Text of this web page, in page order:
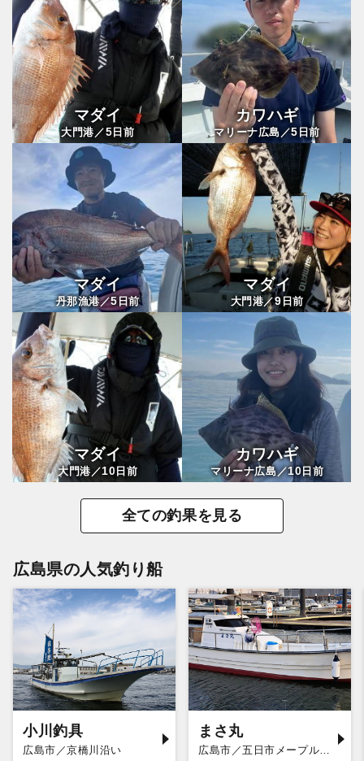
マダイ
大門港／5日前
カワハギ
マリーナ広島／5日前
マダイ
丹那漁港／5日前
マダイ
大門港／9日前
マダイ
大門港／10日前
カワハギ
マリーナ広島／10日前
全ての釣果を見る
広島県の人気釣り船
小川釣具
広島市／京橋川沿い
まさ丸